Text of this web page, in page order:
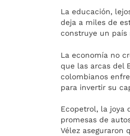
La educación,
deja a miles de
construye un país
La economía no
que las arcas del
colombianos
para invertir su
Ecopetrol, la joya
promesas de
Vélez aseguraron